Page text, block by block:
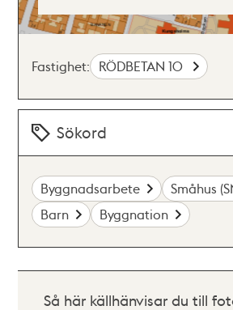
Fastighet: RÖDBETAN 10
Sökord
Byggnadsarbete
Småhus
Barn
Byggnation
Så här källhänvisar du till